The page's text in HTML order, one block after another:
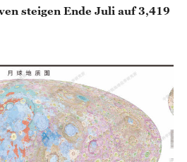
steigen Ende Juli auf 3,419